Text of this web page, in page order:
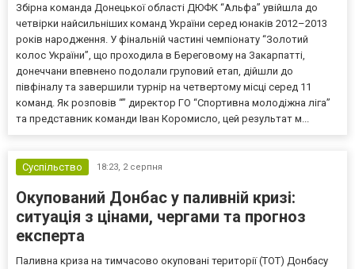
Збірна команда Донецької області ДЮФК “Альфа” увійшла до
четвірки найсильніших команд України серед юнаків 2012–2013
років народження. У фінальній частині чемпіонату “Золотий
колос України”, що проходила в Береговому на Закарпатті,
донеччани впевнено подолали груповий етап, дійшли до
півфіналу та завершили турнір на четвертому місці серед 11
команд. Як розповів “” директор ГО “Спортивна молодіжна ліга”
та представник команди Іван Коромисло, цей результат м...
Суспільство 18:23, 2 серпня
Окупований Донбас у паливній кризі:
ситуація з цінами, чергами та прогноз
експерта
Паливна криза на тимчасово окуповані території (ТОТ) Донбасу